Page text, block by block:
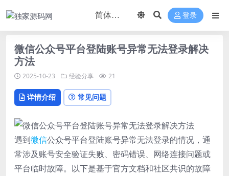
登录
微信公众号平台登陆账号异常无法登录解决
方法
2025-10-23 经验分享 21
详情介绍 常见问题
遇到微信公众号平台登陆账号异常无法登录的情况，通
常涉及账号安全验证失败、密码错误、网络连接问题或
平台临时故障。以下是基于官方文档和社区共识的故障